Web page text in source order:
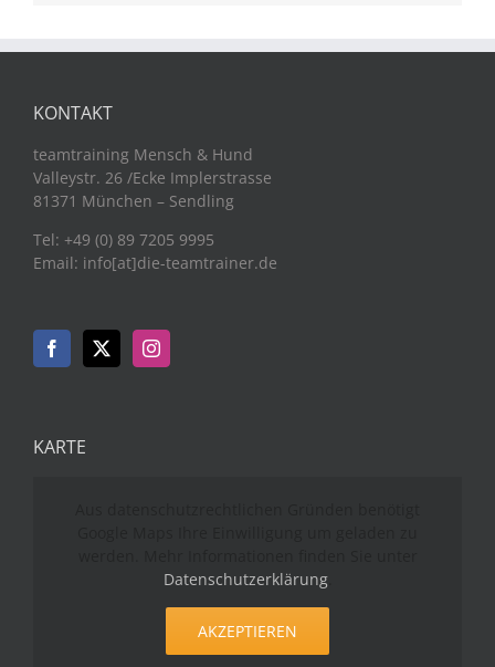
KONTAKT
teamtraining Mensch & Hund
Valleystr. 26 /Ecke Implerstrasse
81371 München – Sendling
Tel: +49 (0) 89 7205 9995
Email: info[at]die-teamtrainer.de
KARTE
Datenschutzerklärung.
AKZEPTIEREN